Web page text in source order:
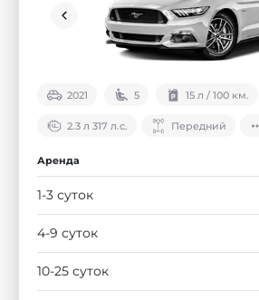
2021 5 15 л / 100 км.
2.3 л 317 л.с. Передний
Аренда
1-3 суток
4-9 суток
10-25 суток